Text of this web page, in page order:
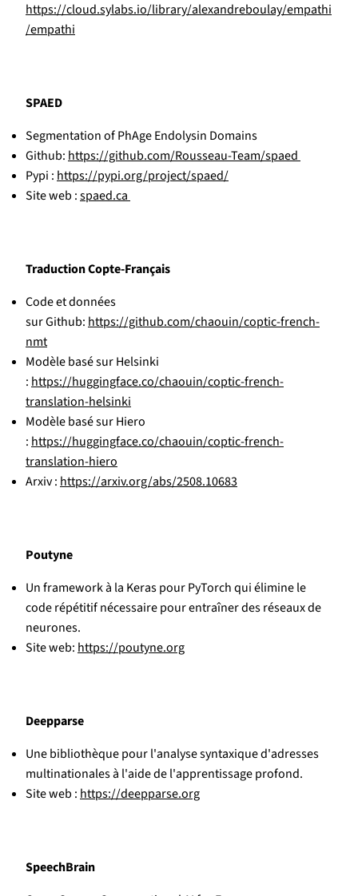
https://cloud.sylabs.io/library/alexandreboulay/empathi
/empathi
SPAED
Segmentation of PhAge Endolysin Domains
Github:https://github.com/Rousseau-Team/spaed
Pypi :https://pypi.org/project/spaed/
Site web :spaed.ca
Traduction Copte-Français
Code et données
sur Github:https://github.com/chaouin/coptic-french-
nmt
Modèle basé sur Helsinki
:https://huggingface.co/chaouin/coptic-french-
translation-helsinki
Modèle basé sur Hiero
:https://huggingface.co/chaouin/coptic-french-
translation-hiero
Arxiv :https://arxiv.org/abs/2508.10683
Poutyne
Un framework à la Keras pour PyTorch qui élimine le
code répétitif nécessaire pour entraîner des réseaux de
neurones.
Site web:https://poutyne.org
Deepparse
Une bibliothèque pour l'analyse syntaxique d'adresses
multinationales à l'aide de l'apprentissage profond.
Site web :https://deepparse.org
SpeechBrain